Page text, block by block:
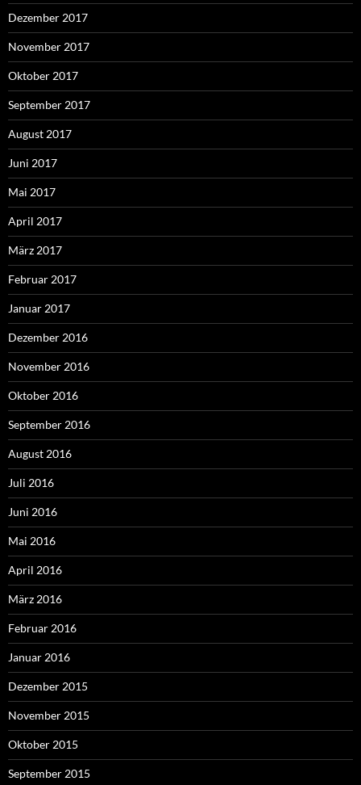
Dezember 2017
November 2017
Oktober 2017
September 2017
August 2017
Juni 2017
Mai 2017
April 2017
März 2017
Februar 2017
Januar 2017
Dezember 2016
November 2016
Oktober 2016
September 2016
August 2016
Juli 2016
Juni 2016
Mai 2016
April 2016
März 2016
Februar 2016
Januar 2016
Dezember 2015
November 2015
Oktober 2015
September 2015